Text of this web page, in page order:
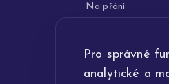
Pro správné
analytické a
Na přání
Opravy a
Výkup zlata